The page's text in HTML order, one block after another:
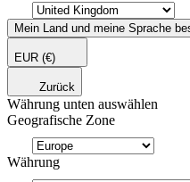
Mein Land und meine Sprache
EUR (€)
Zurück
Währung unten auswählen
Geografische Zone
Währung